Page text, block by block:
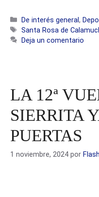
Categorías
De interés general,
Etiquetas
Santa Rosa de
Deja un comentario
LA 12ª
SIERRITA
PUERTAS
1 noviembre, 2024 por